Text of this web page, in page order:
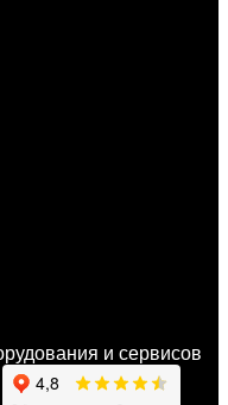
и сервисов